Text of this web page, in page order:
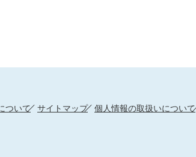
ついて サイトマップ 個人情報の取扱いについて